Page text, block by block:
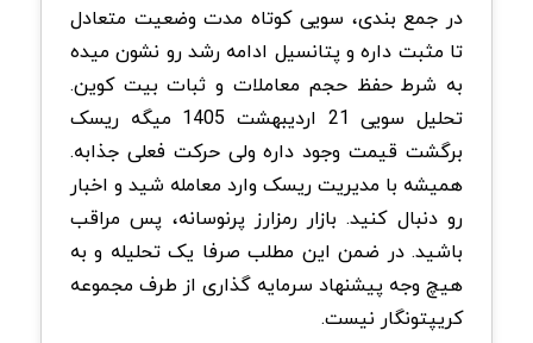
در جمع بندی، سویی کوتاه مدت وضعیت متعادل
تا مثبت داره و پتانسیل ادامه رشد رو نشون میده
به شرط حفظ حجم معاملات و ثبات بیت کوین.
تحلیل سویی 21 اردیبهشت 1405 میگه ریسک
برگشت قیمت وجود داره ولی حرکت فعلی جذابه.
همیشه با مدیریت ریسک وارد معامله شید و اخبار
رو دنبال کنید. بازار رمزارز پرنوسانه، پس مراقب
باشید. در ضمن این مطلب صرفا یک تحلیله و به
هیچ وجه پیشنهاد سرمایه گذاری از طرف مجموعه
کریپتونگار نیست.